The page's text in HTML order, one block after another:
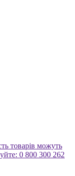
товарів можуть
0 800 300 262